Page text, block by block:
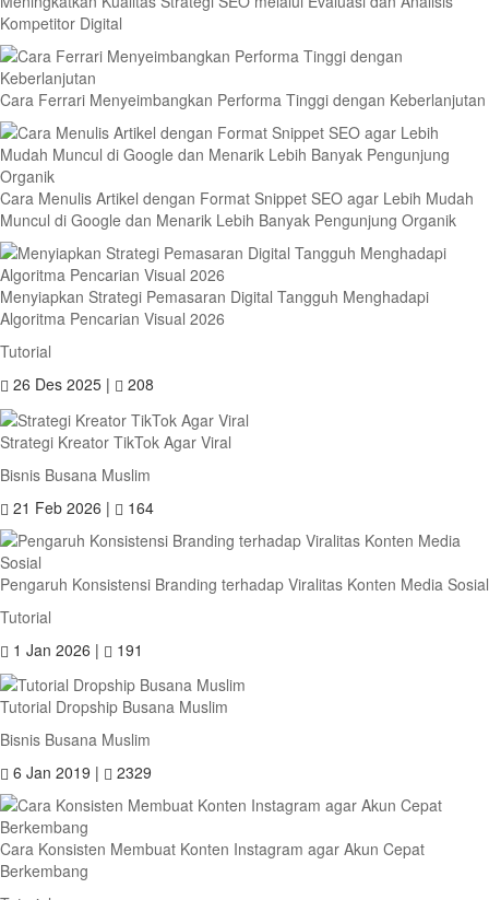
Kompetitor Digital
Cara Ferrari Menyeimbangkan Performa Tinggi dengan Keberlanjutan
Cara Menulis Artikel dengan Format Snippet SEO agar Lebih Mudah
Muncul di Google dan Menarik Lebih Banyak Pengunjung Organik
Menyiapkan Strategi Pemasaran Digital Tangguh Menghadapi
Algoritma Pencarian Visual 2026
Tutorial
26 Des 2025 |
208
Strategi Kreator TikTok Agar Viral
Bisnis Busana Muslim
21 Feb 2026 |
164
Pengaruh Konsistensi Branding terhadap Viralitas Konten Media Sosial
Tutorial
1 Jan 2026 |
191
Tutorial Dropship Busana Muslim
Bisnis Busana Muslim
6 Jan 2019 |
2329
Cara Konsisten Membuat Konten Instagram agar Akun Cepat
Berkembang